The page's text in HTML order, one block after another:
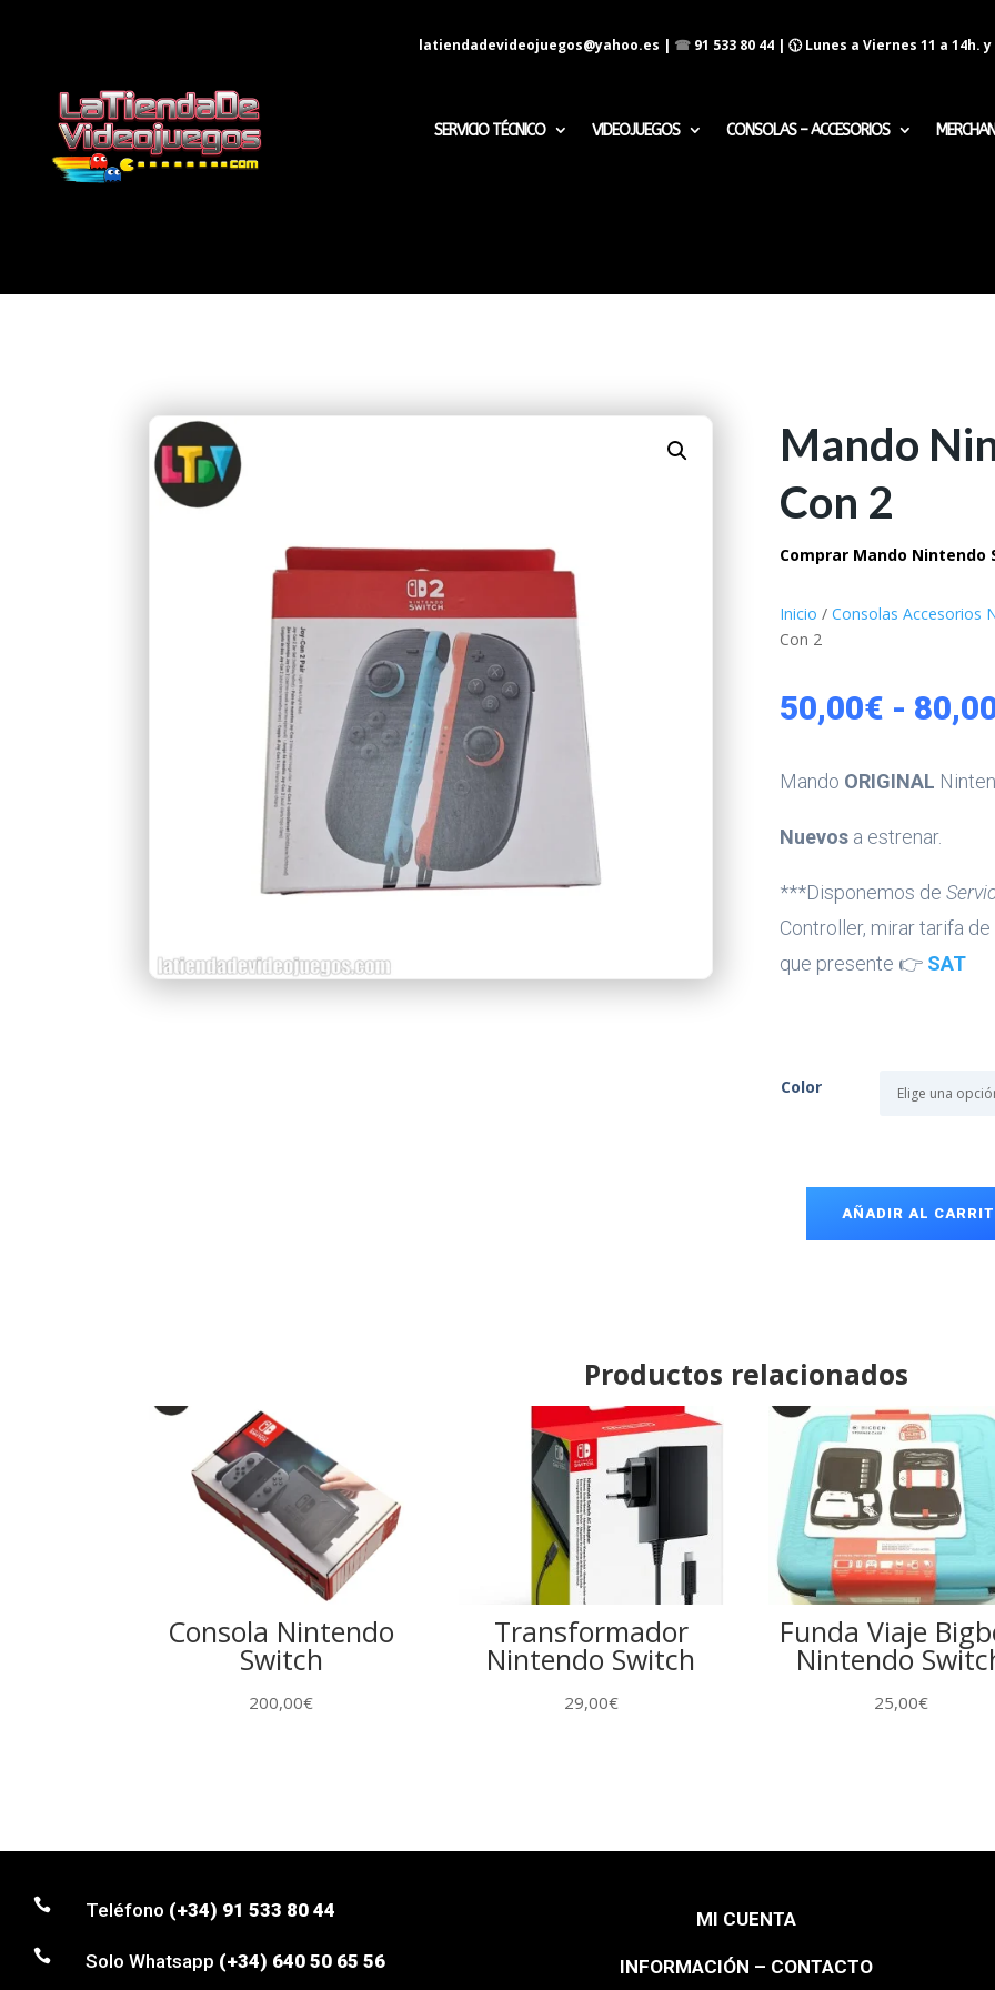
latiendadevideojuegos@yahoo.es | ☎ 91 533 80 44| 🕦 Lunes a Viernes 11 a 14h. y
SERVICIO TÉCNICO VIDEOJUEGOS CONSOLAS – ACCESORIOS
Mando
Con 2
Comprar Mando Nintendo
Inicio / Consolas Accesorios
Con 2
50,00€ -
Mando ORIGINAL
Nuevosa estrenar.
***Disponemos de
Controller, mirar tarifa
que presente 👉 SAT
Color
cantidad
AÑADIR AL
Productos relacionados
Consola Nintendo
Switch
200,00€
Transformador
Nintendo Switch
29,00€
Funda Viaje
Nintendo
25,00€
 Teléfono (+34) 91 533 80 44
 Solo Whatsapp (+34) 640 50 65 56
MI CUENTA
INFORMACIÓN – CONTACTO